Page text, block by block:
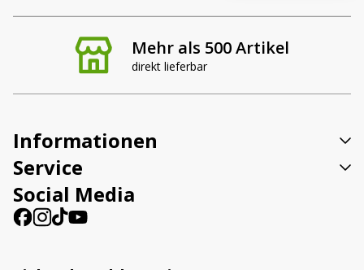
Mehr als 500 Artikel
direkt lieferbar
Informationen
Service
Social Media